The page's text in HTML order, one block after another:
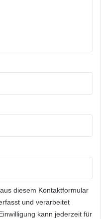
diesem Kontaktformular
und verarbeitet
kann jederzeit für